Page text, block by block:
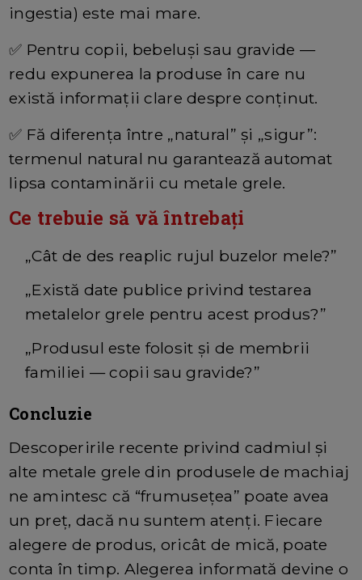
ingestia) este mai mare.
✅ Pentru copii, bebeluși sau gravide —
redu expunerea la produse în care nu
există informații clare despre conținut.
✅ Fă diferența între „natural” și „sigur”:
termenul natural nu garantează automat
lipsa contaminării cu metale grele.
Ce trebuie să vă întrebați
„Cât de des reaplic rujul buzelor mele?”
„Există date publice privind testarea
metalelor grele pentru acest produs?”
„Produsul este folosit și de membrii
familiei — copii sau gravide?”
Concluzie
Descoperirile recente privind cadmiul și
alte metale grele din produsele de machiaj
ne amintesc că “frumusețea” poate avea
un preț, dacă nu suntem atenți. Fiecare
alegere de produs, oricât de mică, poate
conta în timp. Alegerea informată devine o